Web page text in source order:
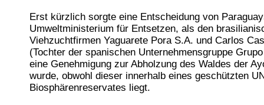
Erst kürzlich sorgte eine Entscheidung von
Umweltministerium für Entsetzen, als den
Viehzuchtfirmen Yaguarete Pora S.A. und Carlos
(Tochter der spanischen Unternehmensgruppe
eine Genehmigung zur Abholzung des Waldes der
wurde, obwohl dieser innerhalb eines geschützten
Biosphärenreservates liegt.